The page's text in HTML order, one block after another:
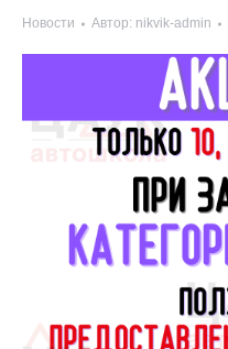
Новости Автор: nikvik-admin